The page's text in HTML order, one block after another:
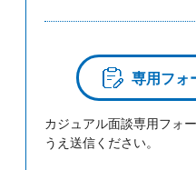
専用フォ
カジュアル面談専用フォ
うえ送信ください。